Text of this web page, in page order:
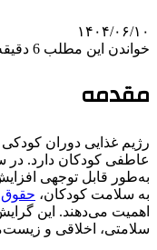
۱۴۰۴/۰۶/۱۰
خواندن این مطلب 6 دقیقه زمان میبرد
مقدمه
رژیم غذایی دوران
عاطفی کودکان دارد. در
به‌طور قابل توجهی
به سلامت کودکان،
اهمیت می‌دهند. این
سلامتی، اخلاقی و